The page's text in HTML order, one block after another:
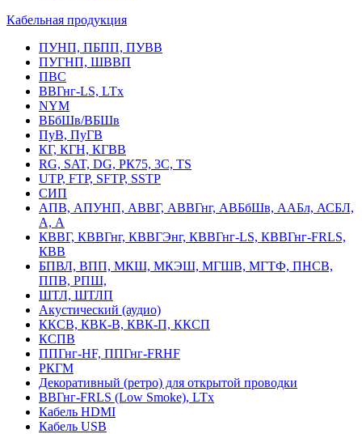
Кабельная продукция
ПУНП, ПБПП, ПУВВ
ПУГНП, ШВВП
ПВС
ВВГнг-LS, LTx
NYM
ВБбШв/ВБШв
ПуВ, ПуГВ
КГ, КГН, КГВВ
RG, SAT, DG, РК75, 3С, TS
UTP, FTP, SFTP, SSTP
СИП
АПВ, АПУНП, АВВГ, АВВГнг, АВБбШв, ААБл, АСБЛ,
А, А
КВВГ, КВВГнг, КВВГЭнг, КВВГнг-LS, КВВГнг-FRLS,
КВВ
БПВЛ, ВПП, МКШ, МКЭШ, МГШВ, МГТФ, ПНСВ,
ППВ, РПШ,
ШТЛ, ШТЛП
Акустический (аудио)
ККСВ, КВК-В, КВК-П, ККСП
КСПВ
ППГнг-HF, ППГнг-FRHF
РКГМ
Декоративный (ретро) для открытой проводки
ВВГнг-FRLS (Low Smoke), LTx
Кабель HDMI
Кабель USB